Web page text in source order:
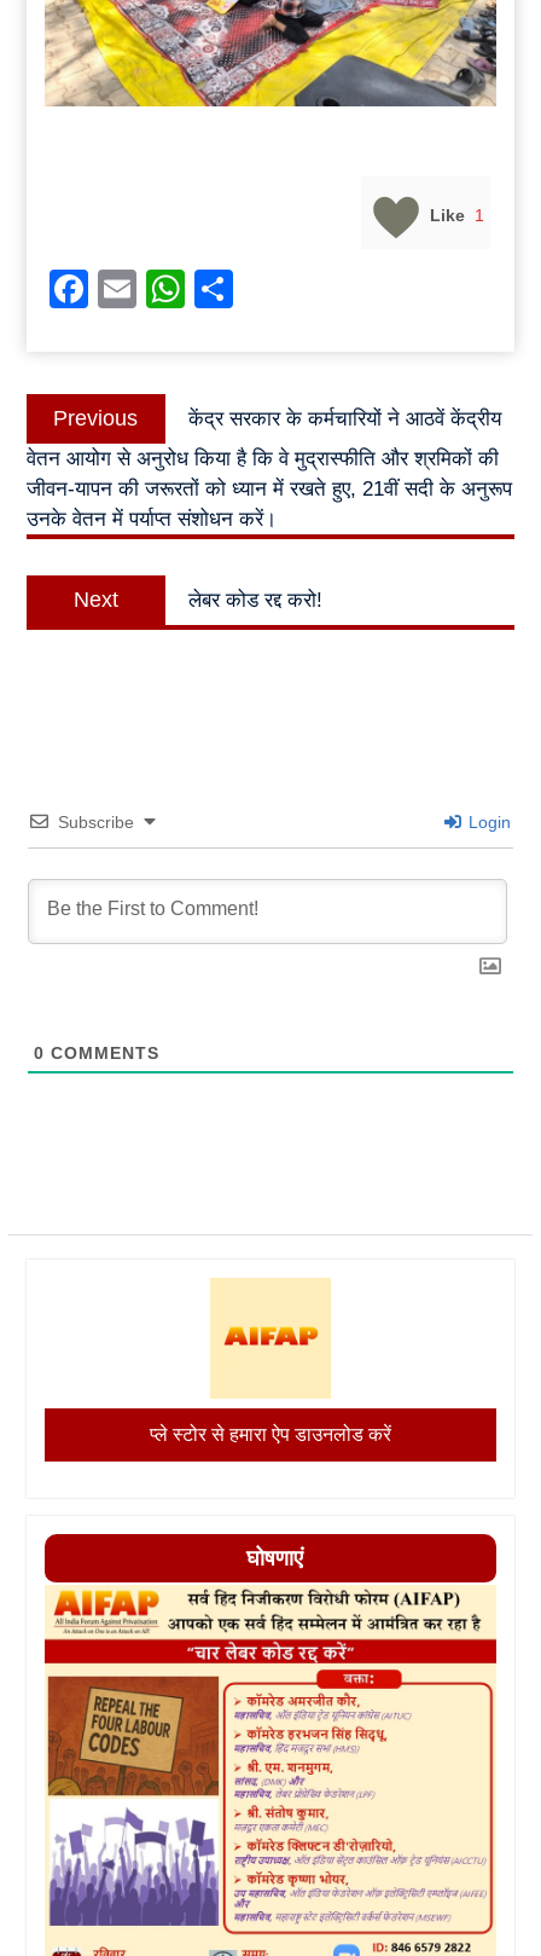
Like 1
Facebook
EmailWhatsApp
Post
navigation
Previous
Previous
post:
केंद्र सरकार के कर्मचारियों ने आठवें केंद्रीय
वेतन आयोग से अनुरोध किया है कि वे मुद्रास्फीति और श्रमिकों की
जीवन-यापन की जरूरतों को ध्यान में रखते हुए, 21वीं सदी के अनुरूप
उनके वेतन में पर्याप्त संशोधन करें।
Next
Next
post:
लेबर कोड रद्द करो!
Subscribe Login
0 COMMENTS
प्ले स्टोर से हमारा ऐप डाउनलोड करें
घोषणाएं